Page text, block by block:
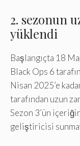
2. sezonun
yüklendi
Başlangıçta 18
Black Ops 6
Nisan 2025’e
tarafından uzun
Sezon 3’ün
geliştiricisi